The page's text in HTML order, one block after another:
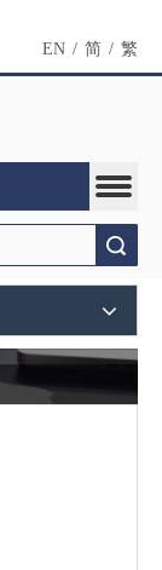
EN / 简 / 繁